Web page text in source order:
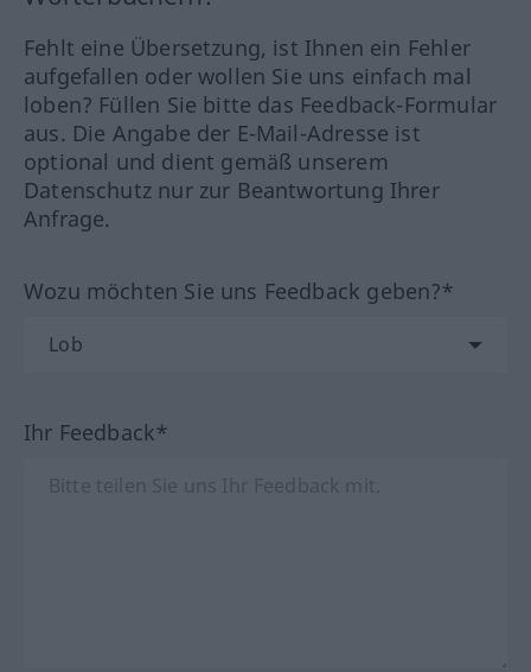
Fehlt eine Übersetzung, ist Ihnen ein Fehler
aufgefallen oder wollen Sie uns einfach mal
loben? Füllen Sie bitte das Feedback-Formular
aus. Die Angabe der E-Mail-Adresse ist
optional und dient gemäß unserem
Datenschutz nur zur Beantwortung Ihrer
Anfrage.
Wozu möchten Sie uns Feedback geben?*
Ihr Feedback*